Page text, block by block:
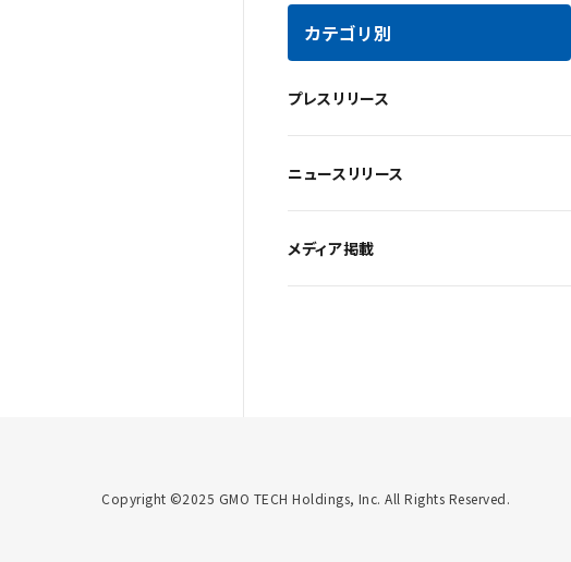
カテゴリ別
プレスリリース
ニュースリリース
メディア掲載
Copyright ©2025 GMO TECH Holdings, Inc. All Rights Reserved.